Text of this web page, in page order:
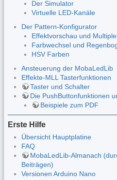
Der Simulator
Virtuelle LED-Kanäle
Der Pattern-Konfigurator
Effektvorschau und
Farbwechsel und
HSV Farben
Ansteuerung der MobaLedLib
Effekte-MLL Tasterfunktionen
Taster und Schalter
Die PushButtonfunktionen
Beispiele zum PDF
Erste Hilfe
Übersicht Hauptplatine
FAQ
MobaLedLib-Almanach
Beiträgen)
Versionen Arduino Nano